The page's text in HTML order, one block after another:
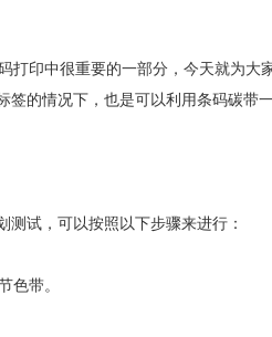
打印中很重要的一部分，今天就为大
签的情况下，也是可以利用条码碳带
试，可以按照以下步骤来进行：
带。